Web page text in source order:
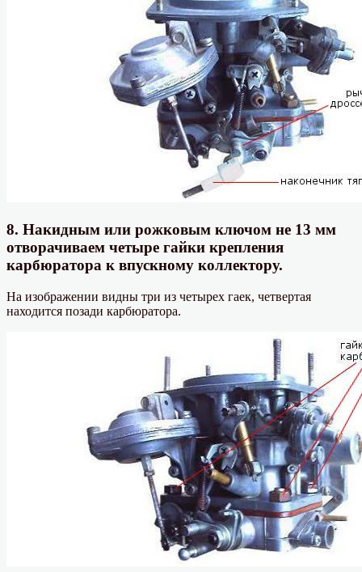
8. Накидным или рожковым ключом не 13 мм
отворачиваем четыре гайки крепления
карбюратора к впускному коллектору.
На изображении видны три из четырех гаек, четвертая
находится позади карбюратора.